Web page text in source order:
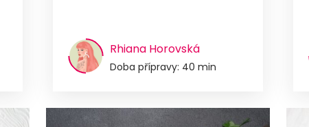
Rhiana Horovská
Doba přípravy: 40 min